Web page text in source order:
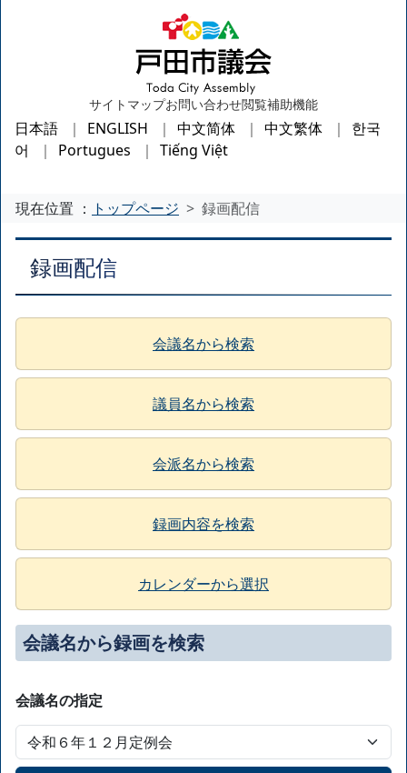
サイトマップお問い合わせ閲覧補助機能
日本語 ENGLISH 中文简体 中文繁体
한국
어
Portugues Tiếng Việt
現在位置 ： トップページ 録画配信
録画配信
会議名から検索
議員名から検索
会派名から検索
録画内容を検索
カレンダーから選択
会議名から録画を検索
会議名の指定